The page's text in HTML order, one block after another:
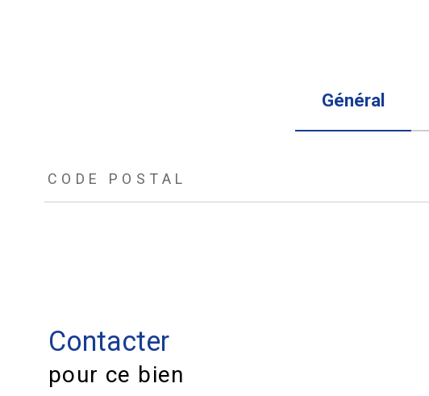
Général
TRAD_ZEPHYR_Caracteristique
CODE POSTAL
Contacter
pour ce bien